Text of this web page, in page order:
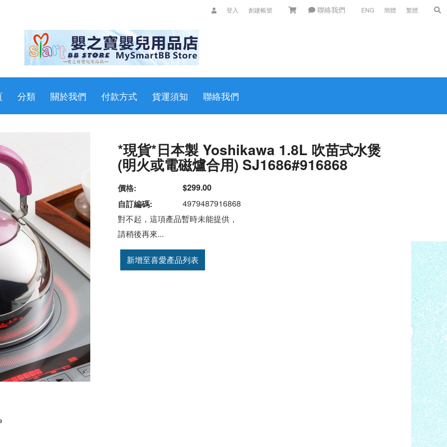
登入 創建帳號 聯絡我們 ENG 簡體 繁體
分類 關於我們 付款方式 貨運須知 聯絡我們
*現貨*日本製 Yoshikawa 1.8L 吹苗式水煲
(明火或電磁爐合用) SJ1686#916868
價格:
$299.00
自訂編碼:
4979487916868
對不起，這項產品暫時未能提供，
請稍後再來...
新增至喜愛產品列表